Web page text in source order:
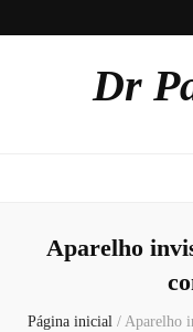
Dr
Aparelho
Página inicial / Aparelho